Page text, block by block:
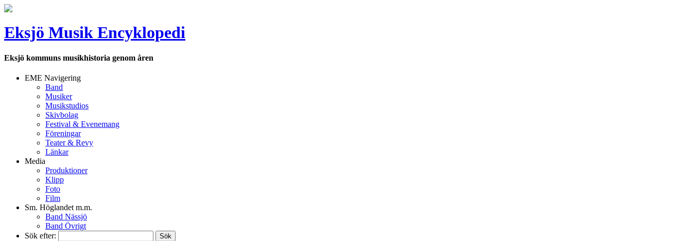
Eksjö Musik Encyklopedi
Eksjö kommuns musikhistoria genom åren
EME Navigering
Band
Musiker
Musikstudios
Skivbolag
Festival & Evenemang
Föreningar
Teater & Revy
Länkar
Media
Produktioner
Klipp
Foto
Film
Sm. Höglandet m.m.
Band Nässjö
Band Övrigt
Sök efter: